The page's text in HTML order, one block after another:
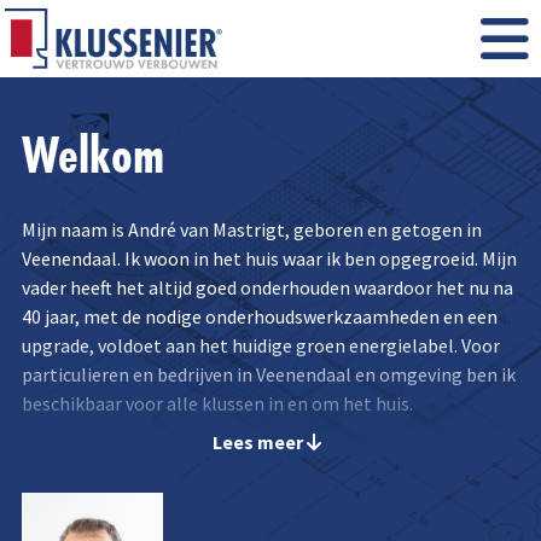
Welkom
Mijn naam is André van Mastrigt, geboren en getogen in
Veenendaal. Ik woon in het huis waar ik ben opgegroeid. Mijn
vader heeft het altijd goed onderhouden waardoor het nu na
40 jaar, met de nodige onderhoudswerkzaamheden en een
upgrade, voldoet aan het huidige groen energielabel. Voor
particulieren en bedrijven in Veenendaal en omgeving ben ik
beschikbaar voor alle klussen in en om het huis.
De afgelopen 30 jaar heb ik veel werkervaring opgedaan als
uitvoerder bij zowel grote als kleinere bouwbedrijven. Als
Klussenier heb ik ook een aantal speciale projecten
Lees meer